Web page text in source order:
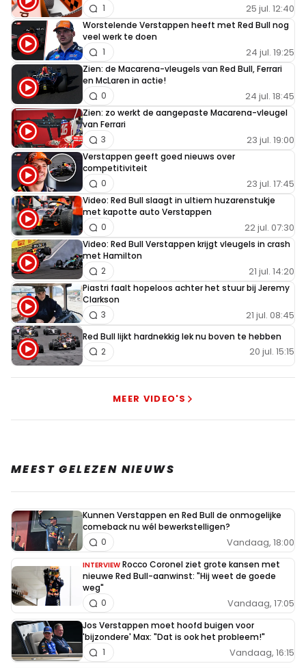
25 jul. 12:40
1
Worstelende Verstappen heeft met Red Bull nog
veel werk te doen
24 jul. 19:25
1
Zien: de Macarena-vleugels van Red Bull, Ferrari
en McLaren in actie!
24 jul. 18:45
0
Zien: zo werkt de aangepaste Macarena-vleugel
van Ferrari
23 jul. 19:00
3
Verstappen geeft goed nieuws over
competitiviteit
23 jul. 17:45
0
Video: Red Bull slaagt in ultiem huzarenstukje
met kapotte auto Verstappen
22 jul. 07:30
0
Video: Red Bull Verstappen krijgt vleugels in crash
met Hamilton
21 jul. 14:20
2
Piastri faalt hopeloos achter het stuur bij Jeremy
Clarkson
21 jul. 08:45
3
Red Bull lijkt hardnekkig lek nu boven te hebben
20 jul. 15:15
2
MEER VIDEO'S
MEEST GELEZEN NIEUWS
Kunnen Verstappen en Red Bull de onmogelijke
comeback nu wél bewerkstelligen?
Vandaag, 18:00
0
INTERVIEW Rocco Coronel ziet grote kansen met
nieuwe Red Bull-aanwinst: "Hij weet de goede
weg"
Vandaag, 17:05
0
Jos Verstappen moet hoofd buigen voor
'bijzondere' Max: "Dat is ook het probleem!"
Vandaag, 16:15
1